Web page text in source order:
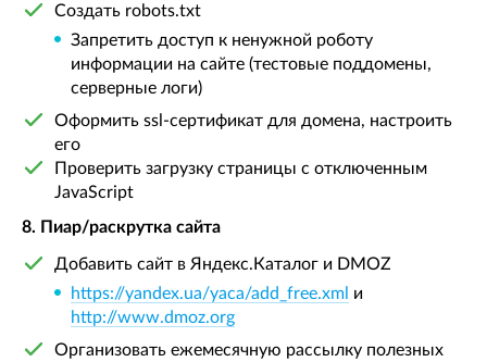
Создать robots.txt
Запретить доступ к ненужной роботу
информации на сайте (тестовые поддомены,
серверные логи)
Оформить ssl-сертификат для домена, настроить
его
Проверить загрузку страницы с отключенным
JavaScript
8. Пиар/раскрутка сайта
Добавить сайт в Яндекс.Каталог и DMOZ
https://yandex.ua/yaca/add_free.xml и
http://www.dmoz.org
Организовать ежемесячную рассылку полезных